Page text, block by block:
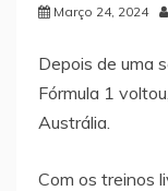
Março 24, 2024
Depois de uma
Fórmula 1
Austrália.
Com os treinos